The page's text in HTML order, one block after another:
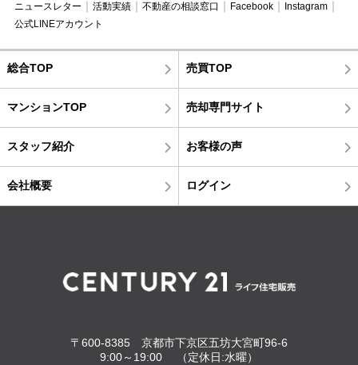
ニュースレター
活動実績 不動産の相談窓口 Facebook
Instagram
公式LINEアカウント
総合TOP 売買TOP
マンションTOP 売却専門サイト
スタッフ紹介 お客様の声
会社概要 ログイン
〒600-8385 京都市下京区五坊大宮町96-6
9:00～19:00 （定休日:水曜）